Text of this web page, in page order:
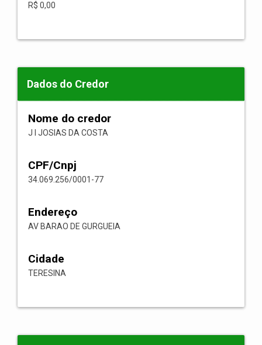
R$ 0,00
Dados do Credor
Nome do credor
J I JOSIAS DA COSTA
CPF/Cnpj
34.069.256/0001-77
Endereço
AV BARAO DE GURGUEIA
Cidade
TERESINA